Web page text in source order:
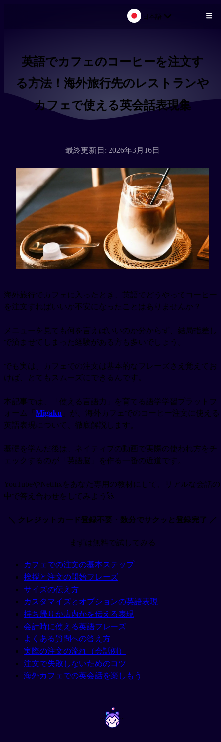
日本語
英語でカフェのコーヒーを注文す
る方法！海外旅行先のレストランや
カフェで使える英会話表現集
最終更新日: 2026年3月16日
海外旅行でカフェに入ったとき、英語でどうやってコーヒー
を注文すればいいか不安になったことはありませんか？
メニューを見ても何を言えばいいのか分からず、結局指差し
で済ませてしまった経験がある方も多いでしょう。
でも実は、カフェでの注文は基本的なフレーズさえ覚えてお
けば、とてもスムーズにできるんです。
本記事では、「使える言語力」を育てる語学学習プラットフ
ォーム「 Migaku 」が、海外カフェでのコーヒー注文に使える
英語表現について、徹底解説します。
基礎を学んだ後は、ネイティブの動画で実際の使われ方をチ
ェックするのが「英語脳」を作る一番の近道です。
YouTubeやNetflixをあなた専用の教材にして、リアルな会話の
中で答え合わせをしてみよう🚀
＼ クレジットカード登録不要・数分でサクッと登録完了 ／
まずは無料で試してみる
カフェでの注文の基本ステップ
挨拶と注文の開始フレーズ
サイズの伝え方
カスタマイズとオプションの英語表現
持ち帰りか店内かを伝える表現
会計時に使える英語フレーズ
よくある質問への答え方
実際の注文の流れ（会話例）
注文で失敗しないためのコツ
海外カフェでの英会話を楽しもう
~ ~